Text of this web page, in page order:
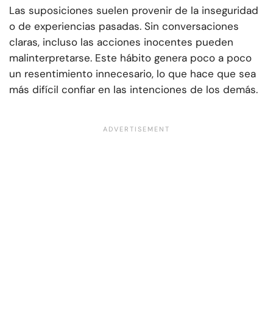
Las suposiciones suelen provenir de la inseguridad
o de experiencias pasadas. Sin conversaciones
claras, incluso las acciones inocentes pueden
malinterpretarse. Este hábito genera poco a poco
un resentimiento innecesario, lo que hace que sea
más difícil confiar en las intenciones de los demás.